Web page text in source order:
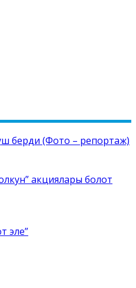
берди (Фото – репортаж)
акциялары болот
эле”